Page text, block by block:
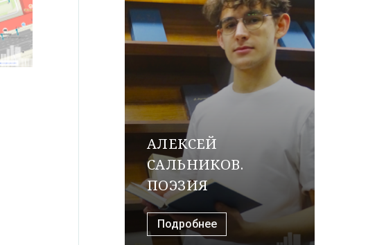
АЛЕКСЕЙ
САЛЬНИКОВ.
ПОЭЗИЯ
Подробнее